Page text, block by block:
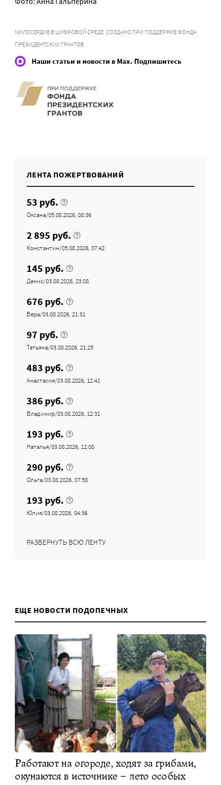
МИЛОСЕРДИЕ В ЦИФРОВОЙ СРЕДЕ. СОЗДАНО ПРИ ПОДДЕРЖКЕ ФОНДА
ПРЕЗИДЕНТСКИХ ГРАНТОВ
Наши статьи и новости в Max. Подпишитесь
ЛЕНТА ПОЖЕРТВОВАНИЙ
53 руб.
Оксана/05.08.2026, 08:36
2 895 руб.
Константин/05.08.2026, 07:42
145 руб.
Денис/03.08.2026, 23:08
676 руб.
Вера/03.08.2026, 21:31
97 руб.
Татьяна/03.08.2026, 21:25
483 руб.
Анастасия/03.08.2026, 12:41
386 руб.
Владимир/03.08.2026, 12:31
193 руб.
Наталья/03.08.2026, 12:08
290 руб.
Ольга/03.08.2026, 07:58
193 руб.
Юлия/03.08.2026, 04:36
РАЗВЕРНУТЬ ВСЮ ЛЕНТУ
ЕЩЕ НОВОСТИ ПОДОПЕЧНЫХ
Работают на огороде, ходят за грибами,
окунаются в источнике – лето особых